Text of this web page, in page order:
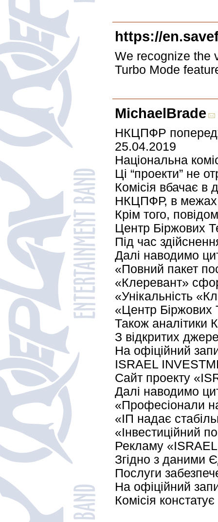
https://
We recognize the
Turbo Mode
MichaelBrade
НКЦПФР
25.04.2019
Національна
Ці “проекти” не
Комісія вбачає в
НКЦПФР, в межах
Крім того,
Центр Біржових
Під час
Далі наводимо
«Повний пакет
«Клеревант»
«Унікальність
«Центр Біржових
Також аналітики
З відкритих
На офіційний
ISRAEL
Сайт проекту
Далі наводимо
«Професіонали
«ІП надає
«Інвестиційний
Рекламу «ISRAEL
Згідно з даними
Послуги
На офіційний
Комісія